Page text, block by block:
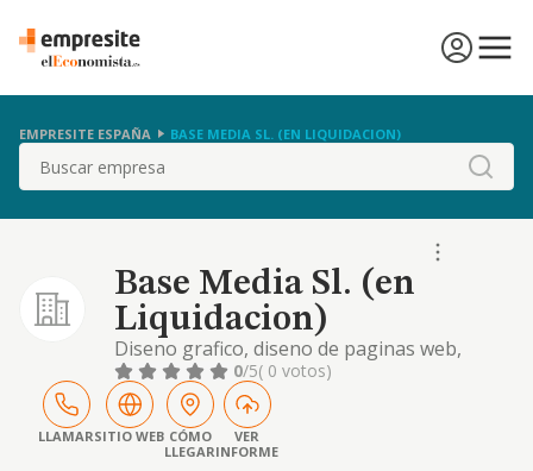
EMPRESITE ESPAÑA BASE MEDIA SL. (EN LIQUIDACION)
Buscar
Base Media Sl. (en
Liquidacion)
Diseno grafico, diseno de paginas web,
diseno editorial, maquetacion.
0/5( 0 votos)
LLAMARSITIO WEB CÓMO
LLEGAR
VER
INFORME